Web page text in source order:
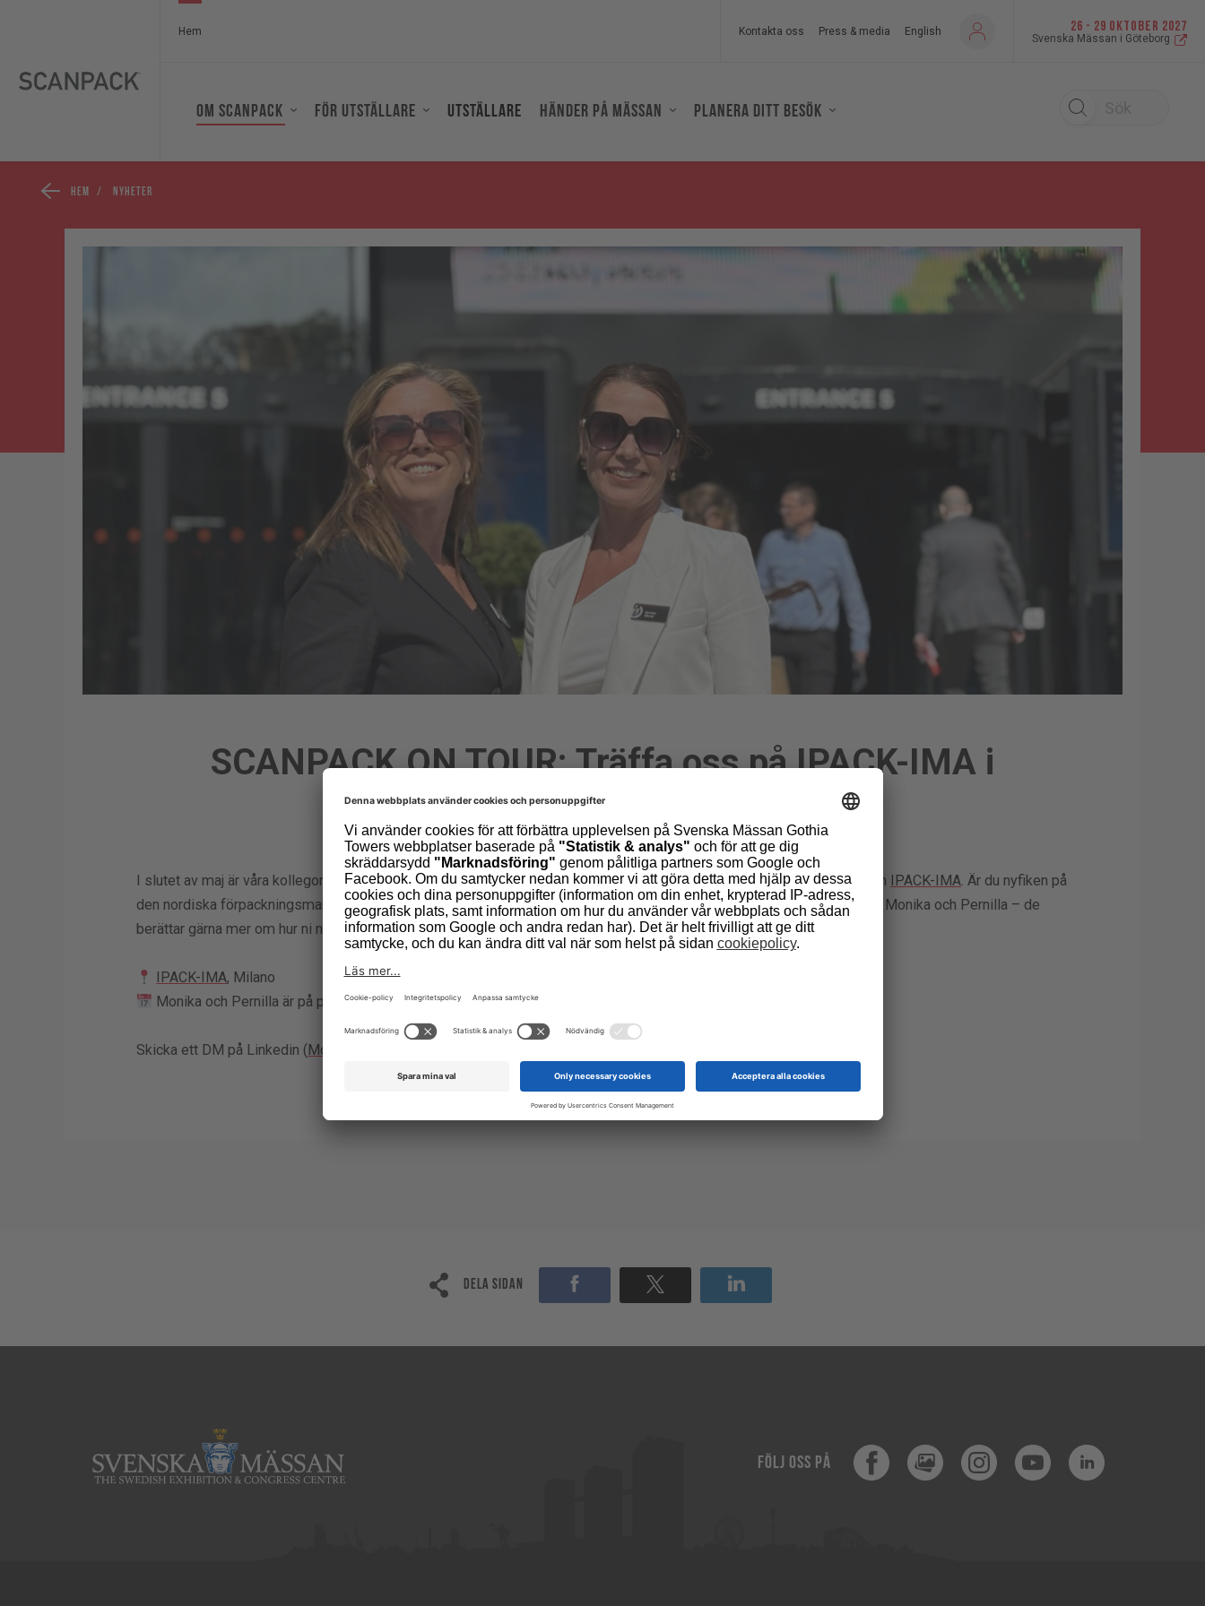
Hem Kontakta oss Press & media English 26 - 29 OKTOBER 2027
Svenska Mässan i Göteborg
Om Scanpack För utställare Utställare Händer på mässan Planera ditt besök
Hem / Nyheter
SCANPACK ON TOUR: Träffa oss på IPACK-IMA i
Milano
I slutet av maj är våra kollegor Monika Ölund och Pernilla Sandberg på plats i Milano för att besöka förpackningsmässan IPACK-IMA. Är du nyfiken på
den nordiska förpackningsmarknaden eller funderar på att ställa ut på Scanpack 2027? Passa på att boka ett möte med Monika och Pernilla – de
berättar gärna mer om hur ni når ut med ert varumärke i Norden.
IPACK-IMA, Milano
Monika och Pernilla är på plats den 27–29 maj 2025
Skicka ett DM på Linkedin ( Monika
Dela sidan
FÖLJ OSS PÅ
FacebookMediaHubInstagramYoutube LinkedIn